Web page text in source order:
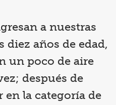
a nuestras
diez años de edad,
un poco de aire
después de
en la categoría de